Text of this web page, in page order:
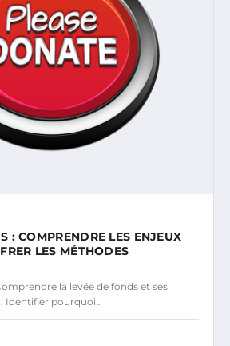
: COMPRENDRE LES ENJEUX
LES MÉTHODES
la levée de fonds et ses
: Identifier pourquoi…